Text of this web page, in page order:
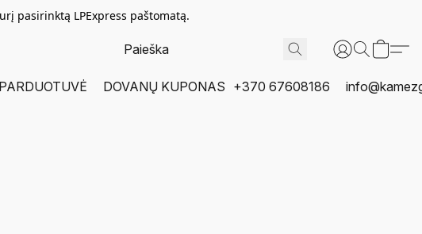
pasirinktą LPExpress paštomatą.
DOVANŲ KUPONAS +370 67608186